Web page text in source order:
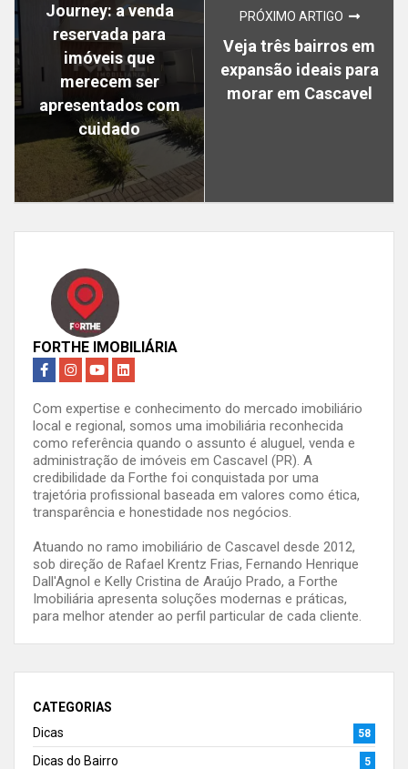
Journey: a venda
reservada para
imóveis que
merecem ser
apresentados com
cuidado
PRÓXIMO ARTIGO
Veja três bairros em
expansão ideais para
morar em Cascavel
FORTHE IMOBILIÁRIA
Com expertise e conhecimento do mercado imobiliário
local e regional, somos uma imobiliária reconhecida
como referência quando o assunto é aluguel, venda e
administração de imóveis em Cascavel (PR). A
credibilidade da Forthe foi conquistada por uma
trajetória profissional baseada em valores como ética,
transparência e honestidade nos negócios.
Atuando no ramo imobiliário de Cascavel desde 2012,
sob direção de Rafael Krentz Frias, Fernando Henrique
Dall'Agnol e Kelly Cristina de Araújo Prado, a Forthe
Imobiliária apresenta soluções modernas e práticas,
para melhor atender ao perfil particular de cada cliente.
CATEGORIAS
Dicas
58
Dicas do Bairro 5